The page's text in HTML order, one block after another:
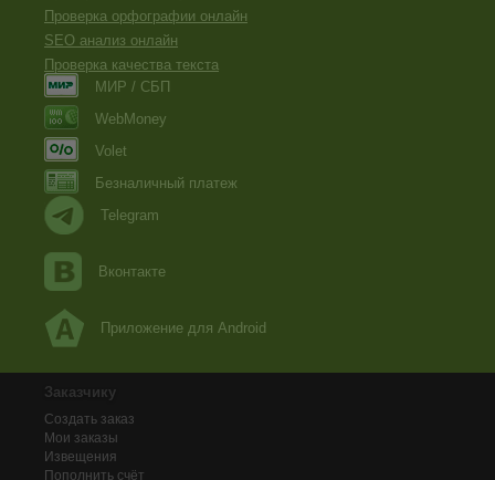
Проверка орфографии онлайн
SEO анализ онлайн
Проверка качества текста
МИР / СБП
WebMoney
Volet
Безналичный платеж
Telegram
Вконтакте
Приложение для Android
Заказчику
Создать заказ
Мои заказы
Извещения
Пополнить счёт